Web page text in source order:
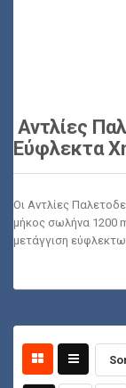
Αντλίες
Εύφλεκτα
Οι Αντλίες
μήκος σωλήνα 1200
μετάγγιση